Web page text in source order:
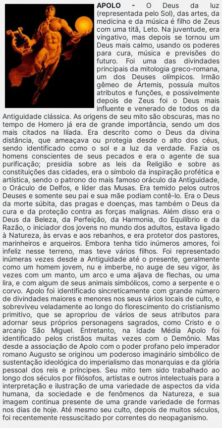
APOLO -O Deus da luz
(representada pelo Sol), das artes, da
medicina e da música é filho de Zeus
com uma titã, Leto. Na juventude, era
vingativo, mas depois se tornou um
Deus mais calmo, usando os poderes
para cura, música e previsões do
futuro. Foi uma das divindades
principais da mitologia greco-romana,
um dos Deuses olímpicos. Irmão
gêmeo de Ártemis, possuía muitos
atributos e funções, e possivelmente
depois de Zeus foi o Deus mais
influente e venerado de todos os da
Antiguidade clássica. As origens de seu mito são obscuras, mas no
tempo de Homero já era de grande importância, sendo um dos
mais citados na Ilíada. Era descrito como o Deus da divina
distância, que ameaçava ou protegia desde o alto dos céus,
sendo identificado como o sol e a luz da verdade. Fazia os
homens conscientes de seus pecados e era o agente de sua
purificação; presidia sobre as leis da Religião e sobre as
constituições das cidades, era o símbolo da inspiração profética e
artística, sendo o patrono do mais famoso oráculo da Antiguidade,
o Oráculo de Delfos, e líder das Musas. Era temido pelos outros
Deuses e somente seu pai e sua mãe podiam contê-lo. Era o Deus
da morte súbita, das pragas e doenças, mas também o Deus da
cura e da proteção contra as forças malignas. Além disso era o
Deus da Beleza, da Perfeição, da Harmonia, do Equilíbrio e da
Razão, o iniciador dos jovens no mundo dos adultos, estava ligado
à Natureza, às ervas e aos rebanhos, e era protetor dos pastores,
marinheiros e arqueiros. Embora tenha tido inúmeros amores, foi
infeliz nesse terreno, mas teve vários filhos. Foi representado
inúmeras vezes desde a Antiguidade até o presente, geralmente
como um homem jovem, nu e imberbe, no auge de seu vigor, às
vezes com um manto, um arco e uma aljava de flechas, ou uma
lira, e com algum de seus animais simbólicos, como a serpente e o
corvo. Apolo foi identificado sincreticamente com grande número
de divindades maiores e menores nos seus vários locais de culto, e
sobreviveu veladamente ao longo do florescimento do cristianismo
primitivo, que se apropriou de vários de seus atributos para
adornar seus próprios personagens sagrados, como Cristo e o
arcanjo São Miguel. Entretanto, na Idade Média Apolo foi
identificado pelos cristãos muitas vezes com o Demônio. Mas
desde a associação de Apolo com o poder profano pelo imperador
romano Augusto se originou um poderoso imaginário simbólico de
sustentação ideológica do imperialismo das monarquias e da glória
pessoal dos reis e príncipes. Seu mito tem sido trabalhado ao
longo dos séculos por filósofos, artistas e outros intelectuais para a
interpretação e ilustração de uma variedade de aspectos da vida
humana, da sociedade e de fenômenos da Natureza, e sua
imagem continua presente de uma grande variedade de formas
nos dias de hoje. Até mesmo seu culto, depois de muitos séculos,
foi recentemente ressuscitado por correntes do neopaganismo.